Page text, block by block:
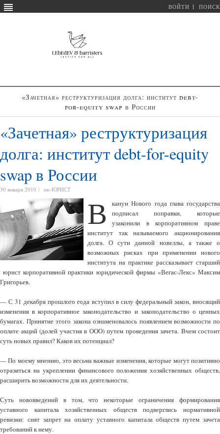
ВОЙТИ ПОИСК
«Зачетная» реструктуризация долга: институт debt-
for-equity swap в России
«Зачетная» реструктуризация
долга: институт debt-for-equity
swap в России
30 января 2010 эж-ЮРИСТ
В
канун Нового года глава государства
подписал поправки, которые
узаконили в корпоративном праве
институт так называемого акционирования
долга. О сути данной новеллы, а также о
возможных рисках при применении нового
института на практике рассказывает старший
юрист корпоративной практики юридической фирмы «Вегас-Лекс» Максим
Григорьев.
— С 31 декабря прошлого года вступил в силу федеральный закон, вносящий
изменения в корпоративное законодательство и законодательство о ценных
бумагах. Принятие этого закона ознаменовалось появлением возможности по
оплате акций (долей участия в ООО) путем проведения зачета. Вчем состоит
суть новых правил? Каков их потенциал?
— По моему мнению, это весьма важные изменения, которые могут позитивно
отразиться на укреплении финансового положения хозяйственных обществ,
расширить возможности для их деятельности.
Суть нововведений в том, что некоторые ограничения формирования
уставного капитала хозяйственных обществ подверглись нормативной
ревизии: снят запрет на оплату уставного капитала обществ путем зачета
требований к нему.